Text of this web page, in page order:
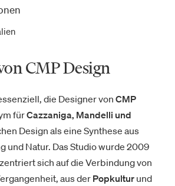
CMP Design
die Designer von CMP
fürCazzaniga, Mandelli und
Design als eine Synthese aus
und Natur. Das Studio wurde 2009
sich auf die Verbindung von
aus der Popkultur und